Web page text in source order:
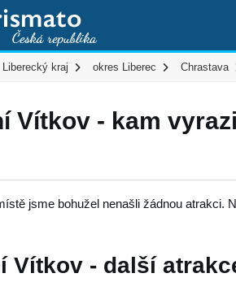
Liberecký kraj okres Liberec Chrastava
Vítkov - kam
jsme bohužel nenašli žádnou atrakci.
Vítkov - další